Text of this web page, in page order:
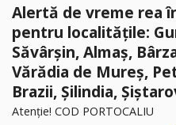
Alertă de vreme rea
pentru localitățile:
Săvârșin, Almaș,
Vărădia de Mureș,
Brazii, Șilindia,
Atenție! COD PORTOCALIU